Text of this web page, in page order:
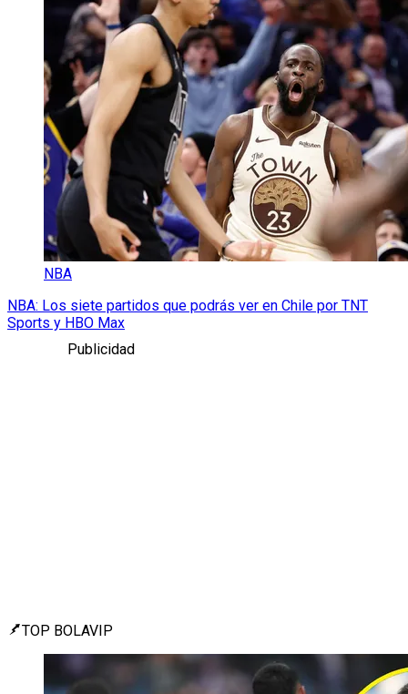
NBA
NBA: Los siete partidos que podrás ver en Chile por TNT
Sports y HBO Max
Publicidad
TOP BOLAVIP